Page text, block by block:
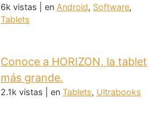
6k vistas en Android, Software,
Tablets
Conoce a HORIZON, la tablet
más grande.
2.1k vistas en Tablets, Ultrabooks